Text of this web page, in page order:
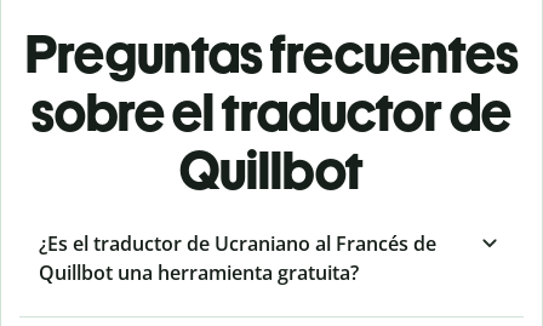
Preguntas frecuentes
sobre el traductor de
Quillbot
¿Es el traductor de Ucraniano al Francés de
Quillbot una herramienta gratuita?